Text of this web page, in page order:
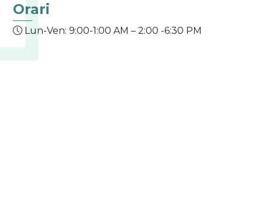
Orari
Lun-Ven: 9:00-1:00 AM – 2:00 -6:30 PM